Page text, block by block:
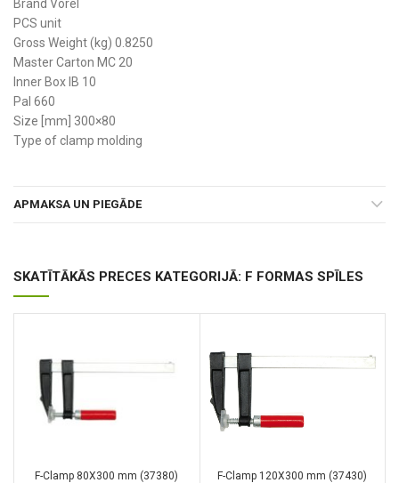
Brand Vorel
PCS unit
Gross Weight (kg) 0.8250
Master Carton MC 20
Inner Box IB 10
Pal 660
Size [mm] 300×80
Type of clamp molding
APMAKSA UN PIEGĀDE
SKATĪTĀKĀS PRECES KATEGORIJĀ: F FORMAS SPĪLES
F-Clamp 80X300 mm (37380) F-Clamp 120X300 mm (37430)